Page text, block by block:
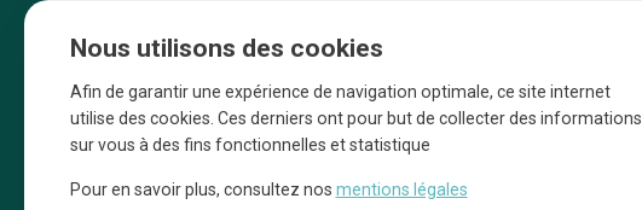
Une initiative d’Entreprendre Bruxelles pour
Nous utilisons des cookies
Afin de garantir une expérience de navigation optimale, ce site internet
utilise des cookies. Ces derniers ont pour but de collecter des informations
sur vous à des fins fonctionnelles et statistique
Pour en savoir plus, consultez nos mentions légales